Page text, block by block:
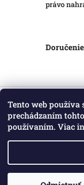
Tento web používa
prechádzaním
používaním. Viac
právo
Z
Informácie pre
Obchodné podmienky